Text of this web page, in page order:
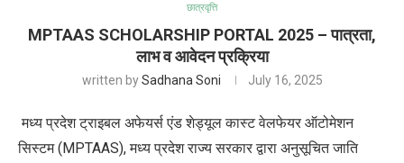
छात्रवृत्ति
MPTAAS SCHOLARSHIP PORTAL 2025 – पात्रता,
लाभ व आवेदन प्रक्रिया
written bySadhana Soni July 16, 2025
मध्य प्रदेश ट्राइबल अफेयर्स एंड शेड्यूल कास्ट वेलफेयर ऑटोमेशन
सिस्टम (MPTAAS), मध्य प्रदेश राज्य सरकार द्वारा अनुसूचित जाति